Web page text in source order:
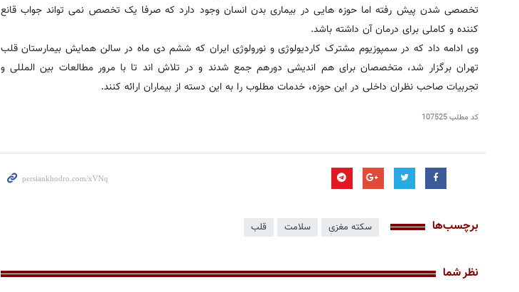
تخصصی شدن پیش رفته اما حوزه هایی در بیماری بدن انسان وجود دارد که صرفا یک تخصص نمی تواند جواب قانع
کننده و کاملی برای درمان آن داشته باشد.
وی ادامه داد که در سمپوزیوم مشترک کاردیولوژی و نورولوژی ایران که ششم دی ماه در سالن همایش بیمارستان قلب
تهران برگزار شد، متخصصان برای هم اندیشی دورهم جمع شدند و در تلاش اند تا با مرور مطالعات بین المللی و
تجربیات صاحب نظران داخلی در این حوزه، خدمات مطلوب را به این دسته از بیماران ارائه کنند.
کد مطلب107525
برچسب‌ها سکته مغزی سلامت قلب
نظر شما